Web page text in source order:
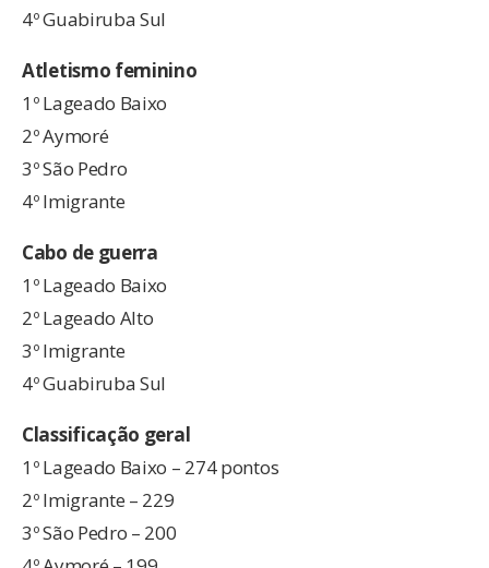
4º Guabiruba Sul
Atletismo feminino
1º Lageado Baixo
2º Aymoré
3º São Pedro
4º Imigrante
Cabo de guerra
1º Lageado Baixo
2º Lageado Alto
3º Imigrante
4º Guabiruba Sul
Classificação geral
1º Lageado Baixo – 274 pontos
2º Imigrante – 229
3º São Pedro – 200